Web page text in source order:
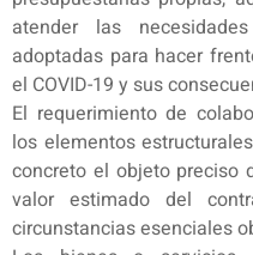
atender las
adoptadas para hacer
el COVID-19 y sus
El requerimiento de
los elementos
concreto el objeto preciso
valor estimado del
circunstancias esenciales